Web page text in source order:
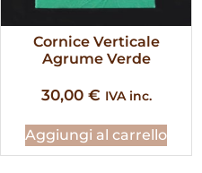
Cornice Verticale
Agrume Verde
30,00 € IVA inc.
Aggiungi al carrello